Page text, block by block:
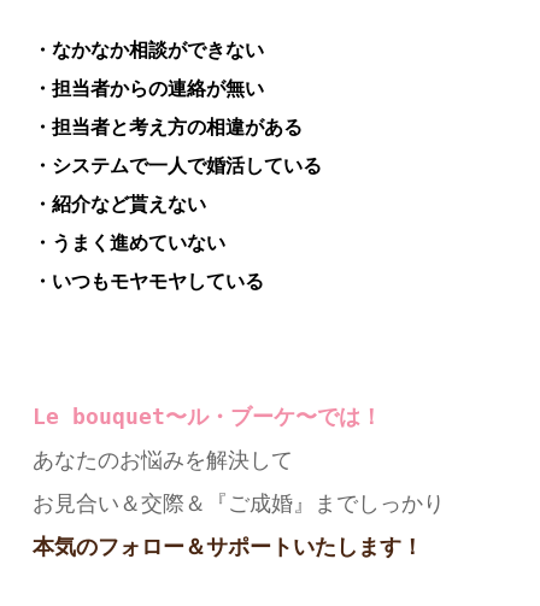
・なかなか相談ができない
・担当者からの連絡が無い
・担当者と考え方の相違がある
・システムで一人で婚活している
・紹介など貰えない
・うまく進めていない
・いつもモヤモヤしている
Le bouquet〜ル・ブーケ〜では！
あなたのお悩みを解決して
お見合い＆交際＆『ご成婚』までしっかり
本気のフォロー＆サポートいたします！